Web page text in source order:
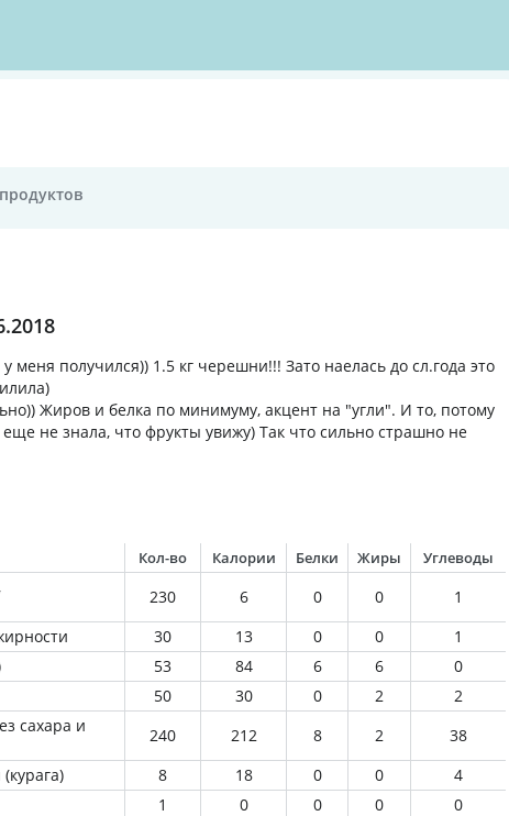
меня получился)) 1.5 кг черешни!!! Зато наелась до сл.года это
Жиров и белка по минимуму, акцент на "угли". И то, потому
еще не знала, что фрукты увижу) Так что сильно страшно не
Кол-во Калории Белки Жиры Углеводы
230 6 0 0
1
30 13 0 0
1
53 84 6 6
0
50 30 0 2
2
сахара и
240 212 8 2
38
8 18 0 0
4
1 0 0 0
0